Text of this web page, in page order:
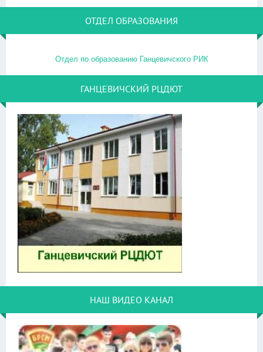
ОТДЕЛ ОБРАЗОВАНИЯ
Отдел по образованию Ганцевичского РИК
ГАНЦЕВИЧСКИЙ РЦДЮТ
НАШ ВИДЕО КАНАЛ